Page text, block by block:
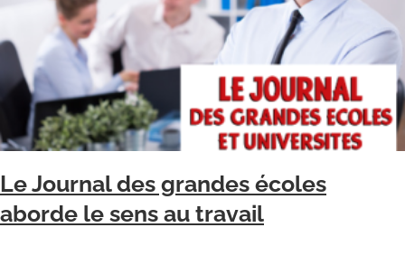
Le Journal des grandes écoles
aborde le sens au travail